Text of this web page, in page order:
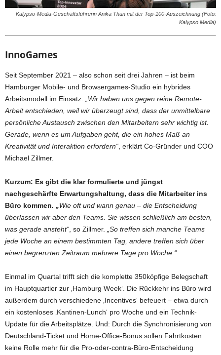
Kalypso-Media-Geschäftsführerin Anika Thun mit der Top-100-Auszeichnung (Foto:
Kalypso Media)
InnoGames
Seit September 2021 – also schon seit drei Jahren – ist beim
Hamburger Mobile- und Browsergames-Studio ein hybrides
Arbeitsmodell im Einsatz. „Wir haben uns gegen reine Remote-
Arbeit entschieden, weil wir überzeugt sind, dass der unmittelbare
persönliche Austausch zwischen den Mitarbeitern sehr wichtig ist.
Gerade, wenn es um Aufgaben geht, die ein hohes Maß an
Kreativität und Interaktion erfordern“, erklärt Co-Gründer und COO
Michael Zillmer.
Kurzum: Es gibt die klar formulierte und jüngst
nachgeschärfte Erwartungshaltung, dass die Mitarbeiter ins
Büro kommen. „Wie oft und wann genau – die Entscheidung
überlassen wir aber den Teams. Sie wissen schließlich am besten,
was gerade ansteht“, so Zillmer. „So treffen sich manche Teams
jede Woche an einem bestimmten Tag, andere treffen sich über
einen begrenzten Zeitraum mehrere Tage pro Woche.“
Einmal im Quartal trifft sich die komplette 350köpfige Belegschaft
im Hauptquartier zur ‚Hamburg Week‘. Die Rückkehr ins Büro wird
außerdem durch verschiedene ‚Incentives‘ befeuert – etwa durch
ein kostenloses ‚Kantinen-Lunch‘ pro Woche und ein Technik-
Update für die Arbeitsplätze. Und: Durch die Synchronisierung von
Deutschland-Ticket und Home-Office-Bonus sollen Fahrtkosten
keine Rolle mehr für die Pro-oder-contra-Büro-Entscheidung